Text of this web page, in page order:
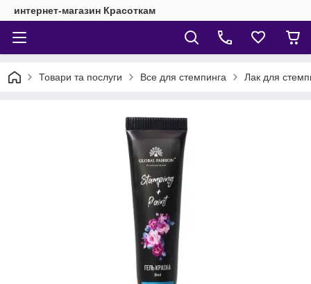
интернет-магазин Красоткам
Товари та послуги Все для стемпинга Лак для